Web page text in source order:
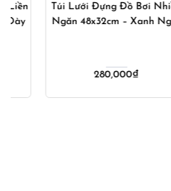
Bộ Bơi Nam 2 Món Áo Bơi
Nam Dài Tay Quần Bơi Nam
850,000₫ 640,000